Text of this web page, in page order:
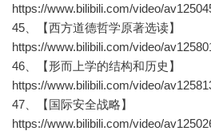
https://www.bilibili.com/video/
45、【西方道德哲学原著选读】
https://www.bilibili.com/video/
46、【形而上学的结构和历史】
https://www.bilibili.com/video/
47、【国际安全战略】
https://www.bilibili.com/video/